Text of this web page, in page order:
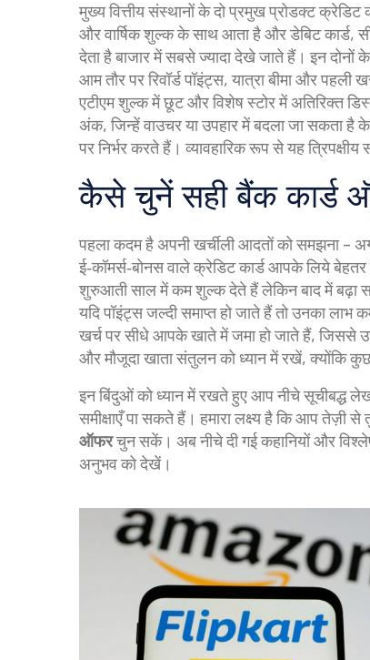
मुख्य वित्तीय संस्थानों के दो प्रमुख प्रोडक्टक्रेडिट
और वार्षिक शुल्क के साथ आता हैऔरडेबिट कार्ड,
देता हैबाजार में सबसे ज्यादा देखे जाते हैं। इन दोनों
आम तौर पर रिवॉर्ड पॉइंट्स, यात्रा बीमा और
एटीएम शुल्क में छूट और विशेष स्टोर में अतिरिक्त
अंक, जिन्हें वाउचर या उपहार में बदला जा सकता हैके
पर निर्भर करते हैं। व्यावहारिक रूप से यह त्रिपक्षीय
कैसे चुनें सही बैंक कार्ड
पहला कदम है अपनी खर्चीली आदतों को समझना –
ई‑कॉमर्स‑बोनस वाले क्रेडिट कार्ड आपके लिये
शुरुआती साल में कम शुल्क देते हैं लेकिन बाद में बढ़ा
यदि पॉइंट्स जल्दी समाप्त हो जाते हैं तो उनका
खर्च पर सीधे आपके खाते में जमा हो जाते हैं, जिससे
और मौजूदा खाता संतुलन को ध्यान में रखें, क्योंकि
इन बिंदुओं को ध्यान में रखते हुए आप नीचे सूचीबद्ध
समीक्षाएँ पा सकते हैं। हमारा लक्ष्य है कि आप
ऑफरचुन सकें। अब नीचे दी गई कहानियों और
अनुभव को देखें।